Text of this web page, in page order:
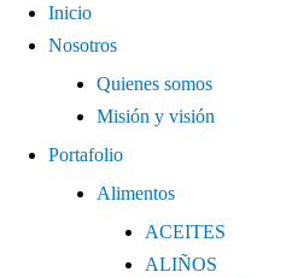
Inicio
Nosotros
Quienes somos
Misión y visión
Portafolio
Alimentos
ACEITES
ALIÑOS